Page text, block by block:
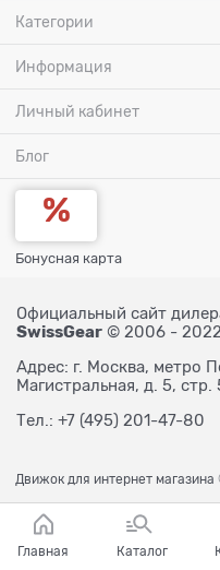
Категории
Информация
Личный кабинет
Блог
Бонусная карта
Официальный сайт
SwissGear © 2006 - 2022
Адрес: г. Москва, метро
Магистральная, д. 5, стр.
Тел.: +7 (495) 201-47-80
Движок для интернет магазина
Главная Каталог